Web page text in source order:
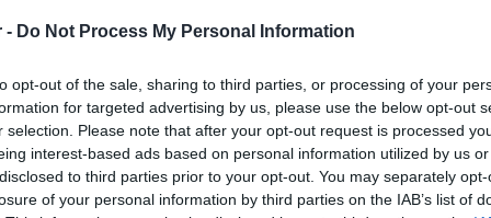
- Do Not Process My Personal Information
opt-out of the sale, sharing to third parties, or processing of your
for targeted advertising by us, please use the below opt-out
selection. Please note that after your opt-out request is processed
interest-based ads based on personal information utilized by us
to third parties prior to your opt-out. You may separately
of your personal information by third parties on the IAB’s list of
συνταγής μέσω του Συστήματος Ηλεκτρονικής
(ΣΗΣ),χρησιμοποιώντας τον ΑΜΚΑ ή τον
και ο φαρμακοποιός εκτελεί τη συνταγή,
το προβλεπόμενο ποσοστό συμμετοχής του
ενώ η σχετική δαπάνη υποβάλλεται στον ΕΟΠΥΥ